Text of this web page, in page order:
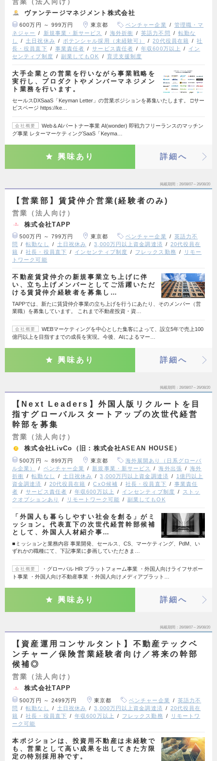
ヴァンテージマネジメント株式会社
600万円 ～ 999万円 東京都 ベンチャー企業
管理職・マ
ネジャー
新規事業・新サービス 海外折衝 英語力不問
転勤な
し
土日祝休み ポテンシャル採用（未経験可） 20代役員在籍
社
長・役員直下
事業責任者 サービス責任者 年収600万以上
イン
センティブ制度
副業してもOK 育児支援制度
大手企業との営業を行いながら事業戦略を
実行し、プロダクトやメンバーマネジメン
ト業務を行います。
セールスDXSaaS「Keyman Letter」の営業ポジションを募集いたします。 □サー
ビスページ https://ke…
会社概要
Web＆AIパートナー事業 AI(wonder) 即戦力フリーランスのマッチン
グ事業 レターマーケティングSaaS「Keyma…
興味あり 詳細へ
掲載期間 26/08/07～26/08/20
【営業部】賃貸仲介営業(経験者のみ)
営業（法人向け）
株式会社TAPP
500万円 ～ 799万円 東京都 ベンチャー企業
英語力不
問
転勤なし 土日祝休み 3,000万円以上資金調達済
20代役員在
籍
社長・役員直下 インセンティブ制度 フレックス勤務
リモー
トワーク可能
不動産賃貸仲介の新規事業立ち上げに伴
い、立ち上げメンバーとしてご活躍いただ
ける賃貸仲介経験者を募集し…
TAPPでは、新たに賃貸仲介事業の立ち上げを行うにあたり、そのメンバー（営
業職）を募集しています。 これまで不動産投資・資…
会社概要
WEBマーケティングを中心とした集客によって、設立5年で売上100
億円以上を目指すまでの成長を実現。今後、AIによるマー…
興味あり 詳細へ
掲載期間 26/08/07～26/08/20
【Next Leaders】外国人版リクルートを目
指すグローバルスタートアップの次世代経営
幹部を募集
営業（法人向け）
株式会社LivCo（旧：株式会社ASEAN HOUSE）
500万円 ～ 899万円 東京都
海外展開あり（日系グローバ
ル企業）
ベンチャー企業 新規事業・新サービス 海外出張
海外
折衝
転勤なし 土日祝休み 3,000万円以上資金調達済
1億円以上
資金調達済
20代役員在籍 CxO候補 社長・役員直下
事業責任
者
サービス責任者 年収600万以上 インセンティブ制度
ストッ
クオプションあり
リモートワーク可能 副業してもOK
「外国人も暮らしやすい社会を創る」がミ
ッション。代表直下の次世代経営幹部候補
として、外国人人材紹介事…
■ミッションと業務内容 事業開発、セールス、CS、マーケティング、PdM、い
ずれかの職種にて、下記事業に参画していただきま…
会社概要
・グローバル HR プラットフォーム事業 ・外国人向けライフサポー
ト事業 ・外国人向け不動産事業 ・外国人向けメディアプラット…
興味あり 詳細へ
掲載期間 26/08/07～26/08/20
【資産運用コンサルタント】不動産テックベ
ンチャー／保険営業経験者向け／将来の幹部
候補◎
営業（法人向け）
株式会社TAPP
500万円 ～ 2499万円 東京都 ベンチャー企業
英語力不
問
転勤なし 土日祝休み 3,000万円以上資金調達済
20代役員在
籍
社長・役員直下 年収600万以上 フレックス勤務
リモートワ
ーク可能
本ポジションは、投資用不動産は未経験で
も、営業として高い成果を出してきた方限
定の特別採用枠です。